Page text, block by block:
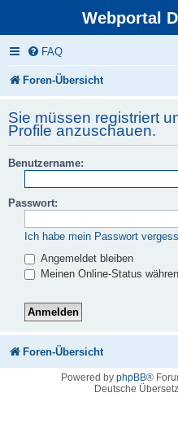
Webportal
FAQ
Foren-Übersicht
Sie müssen registriert
Profile anzuschauen.
Benutzername:
Passwort:
Ich habe mein Passwort
Angemeldet bleiben
Meinen Online-Status
Foren-Übersicht
Powered by phpBB®
Deutsche